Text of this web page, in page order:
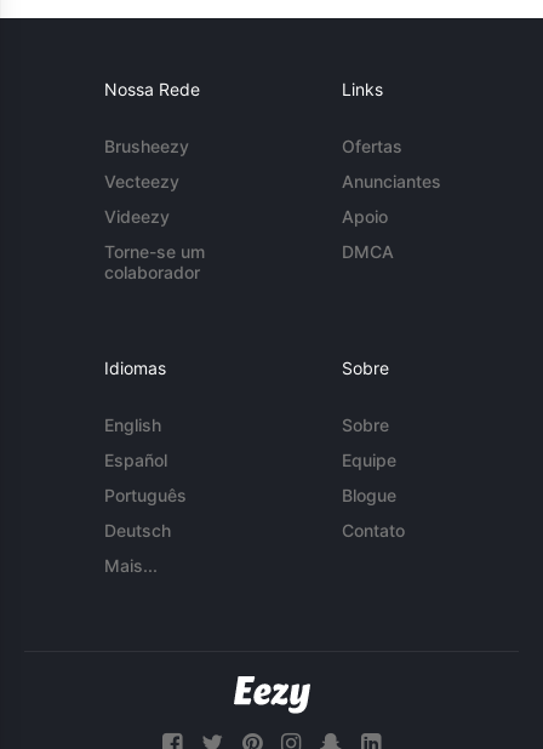
Nossa Rede
Brusheezy
Vecteezy
Videezy
Torne-se um
colaborador
Links
Ofertas
Anunciantes
Apoio
DMCA
Idiomas
English
Español
Português
Deutsch
Mais...
Sobre
Sobre
Equipe
Blogue
Contato